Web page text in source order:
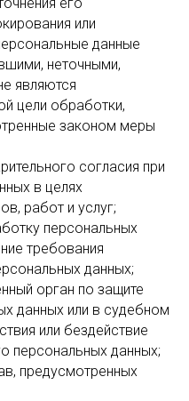
или
данные
неточными,
являются
цели обработки,
законом меры
согласия при
в целях
работ и услуг;
персональных
требования
данных;
орган по защите
данных или в судебном
или бездействие
персональных данных;
предусмотренных